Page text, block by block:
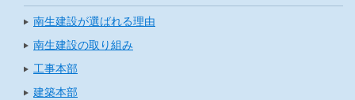
南生建設が選ばれる理由
南生建設の取り組み
工事本部
建築本部